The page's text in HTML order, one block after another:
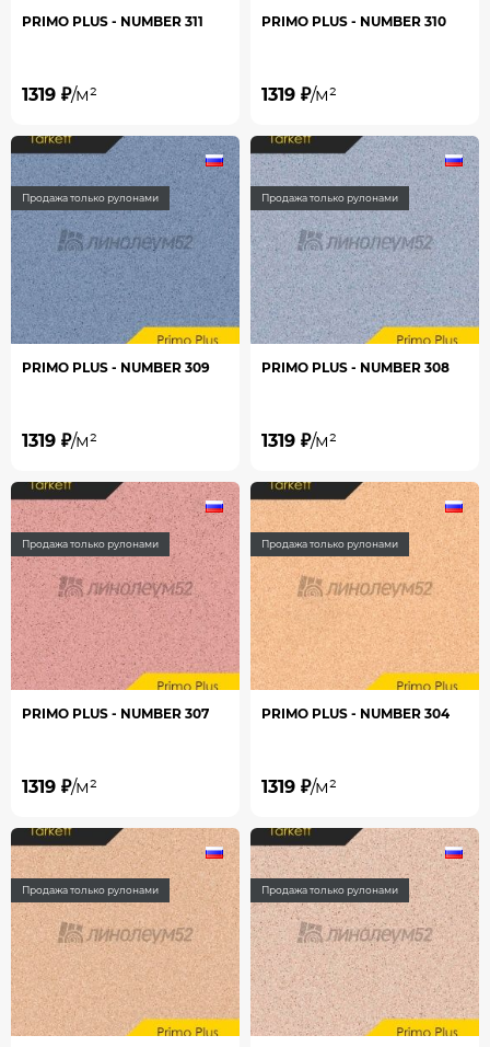
PRIMO PLUS - NUMBER 311
1319 ₽/м²
PRIMO PLUS - NUMBER 310
1319 ₽/м²
Продажа только рулонами
PRIMO PLUS - NUMBER 309
1319 ₽/м²
Продажа только рулонами
PRIMO PLUS - NUMBER 308
1319 ₽/м²
Продажа только рулонами
PRIMO PLUS - NUMBER 307
1319 ₽/м²
Продажа только рулонами
PRIMO PLUS - NUMBER 304
1319 ₽/м²
Продажа только рулонами Продажа только рулонами